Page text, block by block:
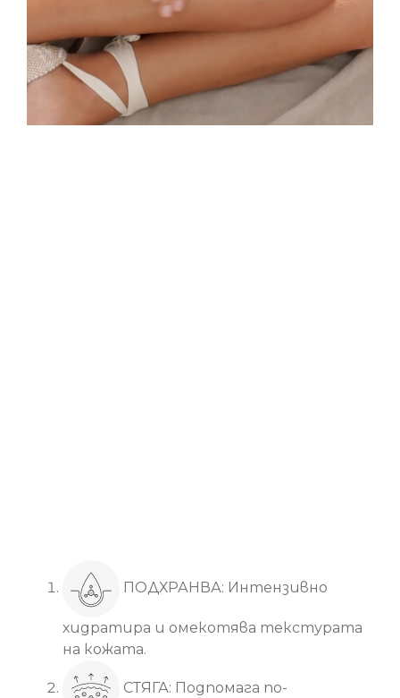
ПОДХРАНВА: Интензивно
хидратира и омекотява текстурата
на кожата.
СТЯГА: Подпомага по-